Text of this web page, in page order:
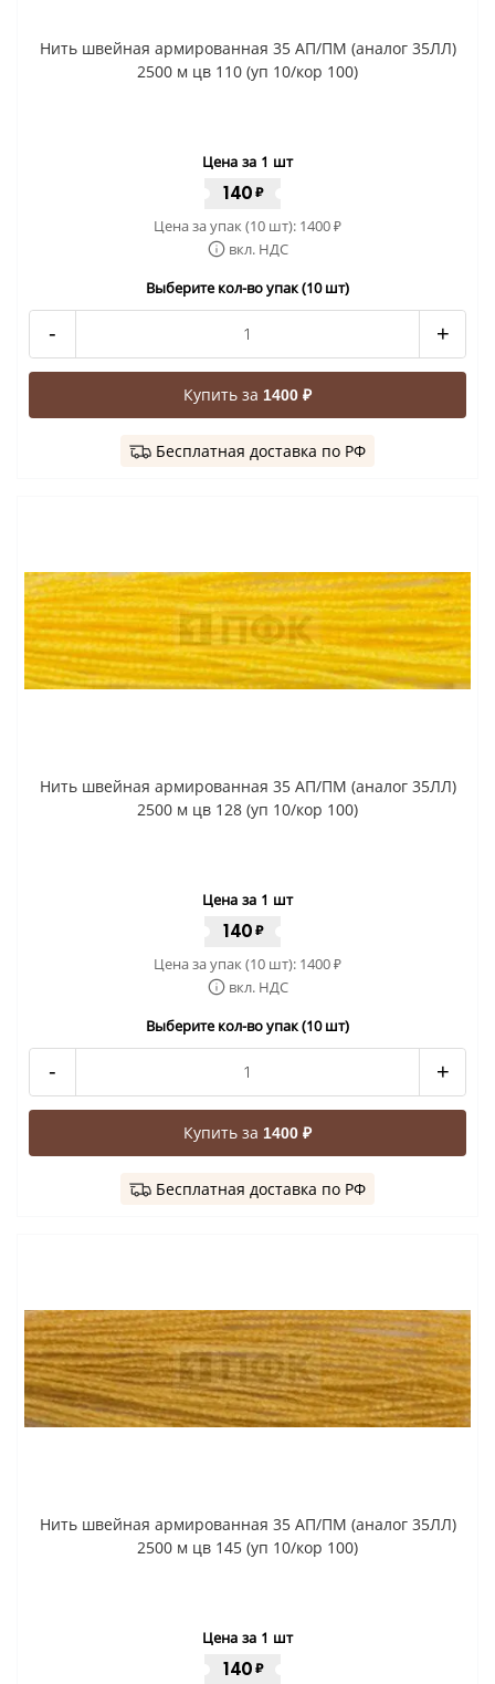
Нить швейная армированная 35 АП/ПМ (аналог 35ЛЛ)
2500 м цв 110 (уп 10/кор 100)
Цена за 1 шт
140 ₽
Цена за упак (10 шт): 1400₽
вкл. НДС
Выберите кол-во упак (10 шт)
- +
Купить за 1400 ₽
Бесплатная доставка по РФ
Нить швейная армированная 35 АП/ПМ (аналог 35ЛЛ)
2500 м цв 128 (уп 10/кор 100)
Цена за 1 шт
140 ₽
Цена за упак (10 шт): 1400₽
вкл. НДС
Выберите кол-во упак (10 шт)
- +
Купить за 1400 ₽
Бесплатная доставка по РФ
Нить швейная армированная 35 АП/ПМ (аналог 35ЛЛ)
2500 м цв 145 (уп 10/кор 100)
Цена за 1 шт
140 ₽